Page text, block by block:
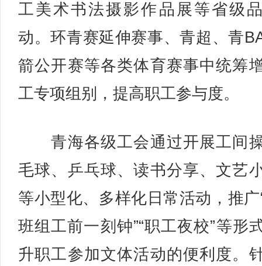
工美术书法摄影作品展等省级
动。环青赛延伸赛事、青超、青
箭公开赛等各类体育赛事中统筹
工专项组别，提高职工参与度。
青海各级工会通过开展工间
毛球、乒乓球、读书分享、文艺
等小型化、多样化日常活动，推广
班组工前一刻钟”“职工夜校”等形
升职工参加文体活动的便利度。